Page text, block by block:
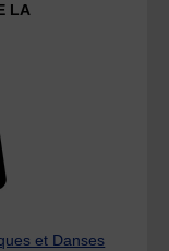
LA
et Danses